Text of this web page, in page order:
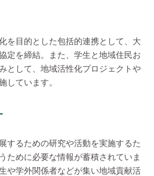
を目的とした包括的連携として、大
定を締結。また、学生と地域住民お
として、地域活性化プロジェクトや
しています。
するための研究や活動を実施するた
ために必要な情報が蓄積されていま
や学外関係者などが集い地域貢献活